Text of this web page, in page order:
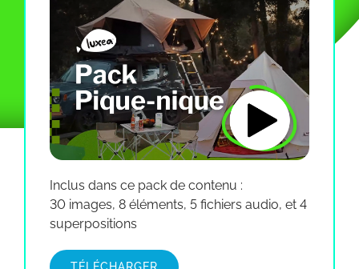
Inclus dans ce pack de contenu :
30 images, 8 éléments, 5 fichiers audio, et 4
superpositions